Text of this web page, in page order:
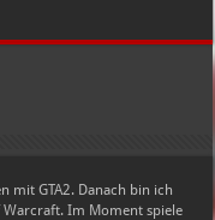
mit GTA2. Danach bin ich
Im Moment spiele